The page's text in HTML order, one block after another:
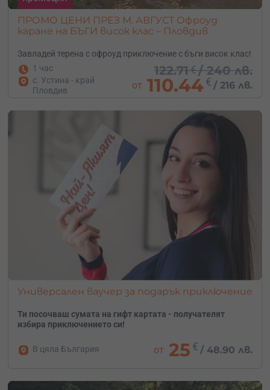
ПРОМО ЦЕНИ ПРЕЗ М. АВГУСТ Офроуд
каране на БЪГИ висок клас – Пловдив
Завладей терена с офроуд приключение с бъги висок клас!
1 час
с. Устина - край
Пловдив
122.71 €/ 240 лв.
от 110.44€ / 216 лв.
Универсален ваучер за подарък приключение
Ти посочваш сумата на гифт картата - получателят
избира приключението си!
В цяла България от 25 € /48.90 лв.